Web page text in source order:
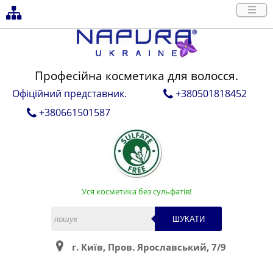
Професійна косметика для волосся.
Офіційний представник.
+380501818452
+380661501587
Уся косметика без сульфатів!
ШУКАТИ
г. Київ, Пров. Ярославський, 7/9